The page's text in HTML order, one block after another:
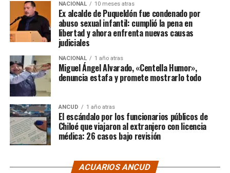
NACIONAL 10 meses atras
Ex alcalde de Puqueldón fue condenado por
abuso sexual infantil: cumplió la pena en
libertad y ahora enfrenta nuevas causas
judiciales
NACIONAL 1 año atras
Miguel Ángel Alvarado, «Centella Humor»,
denuncia estafa y promete mostrarlo todo
ANCUD 1 año atras
El escándalo por los funcionarios públicos de
Chiloé que viajaron al extranjero con licencia
médica: 26 casos bajo revisión
ACUARIOS ANCUD